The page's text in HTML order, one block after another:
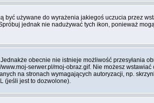
być używane do wyrażenia jakiegoś uczucia przez
jednak nie nadużywać tych ikon, ponieważ
obecnie nie istnieje możliwość przesyłania
serwer.pl/moj-obraz.gif. Nie możesz
na stronach wymagających autoryzacji, np.
(jeśli jest to dozwolone).